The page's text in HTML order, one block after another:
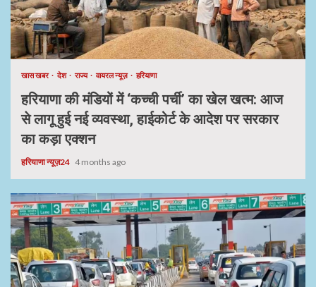
खास खबर देश राज्य वायरल न्यूज़ हरियाणा
हरियाणा की मंडियों में ‘कच्ची पर्ची’ का खेल खत्म: आज
से लागू हुई नई व्यवस्था, हाईकोर्ट के आदेश पर सरकार
का कड़ा एक्शन
हरियाणा न्यूज़24 4 months ago